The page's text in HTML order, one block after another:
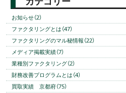
お知らせ（2）
ファクタリングとは（47）
ファクタリングのマル秘情報（22）
メディア掲載実績（7）
業種別ファクタリング（2）
財務改善プログラムとは（4）
買取実績 京都府（75）